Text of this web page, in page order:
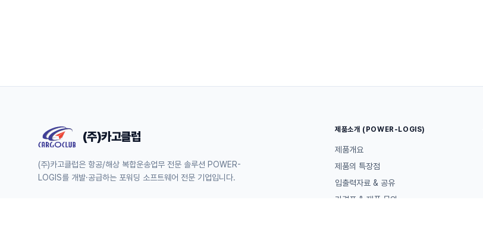
(주)카고클럽
(주)카고클럽은 항공/해상 복합운송업무 전문 솔루션 POWER-
LOGIS를 개발·공급하는 포워딩 소프트웨어 전문 기업입니다.
제품소개 (POWER-LOGIS)
제품개요
제품의 특장점
입출력자료 & 공유
가격표 & 제품 문의